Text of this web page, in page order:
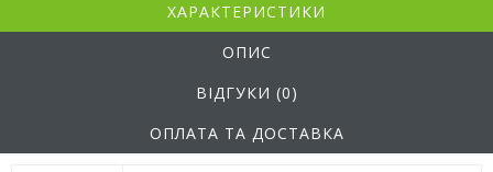
ХАРАКТЕРИСТИКИ
ОПИС
ВІДГУКИ (0)
ОПЛАТА ТА ДОСТАВКА